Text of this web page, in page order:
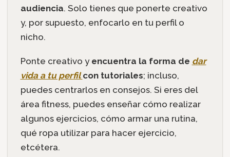
audiencia. Solo tienes que ponerte creativo
y, por supuesto, enfocarlo en tu perfil o
nicho.
Ponte creativo y encuentra la forma de dar
vida a tu perfilcon tutoriales; incluso,
puedes centrarlos en consejos. Si eres del
área fitness, puedes enseñar cómo realizar
algunos ejercicios, cómo armar una rutina,
qué ropa utilizar para hacer ejercicio,
etcétera.